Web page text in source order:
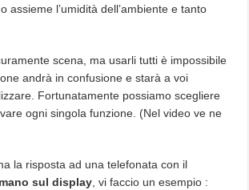
assieme l’umidità dell’ambiente e tanto
scena, ma usarli tutti è impossibile
andrà in confusione e starà a voi
Fortunatamente possiamo scegliere
ogni singola funzione. (Nel video ve ne
la risposta ad una telefonata con il
sul display , vi faccio un esempio :